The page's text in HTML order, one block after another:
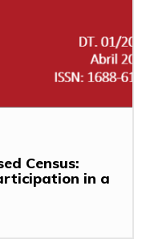
Census:
in a